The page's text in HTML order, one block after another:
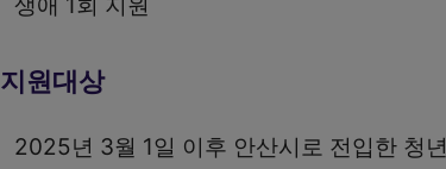
지원대상
2025년 3월 1일 이후 안산시로 전입한 청년